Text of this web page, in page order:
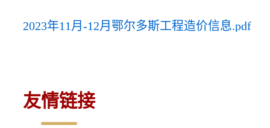
2023年11月-12月鄂尔多斯工程造价信息.pdf
友情链接